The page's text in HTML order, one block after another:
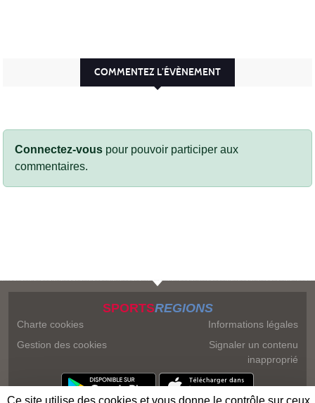
COMMENTEZ L’ÉVÈNEMENT
Connectez-vous pour pouvoir participer aux
commentaires.
SPORTSREGIONS
Charte cookies
Gestion des cookies
Informations légales
Signaler un contenu
inapproprié
Ce site utilise des cookies et vous donne le contrôle sur ceux